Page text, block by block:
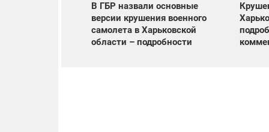
В ГБР назвали основные
версии крушения военного
самолета в Харьковской
области – подробности